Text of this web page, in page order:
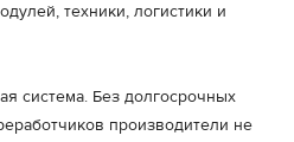
техники, логистики и
система. Без долгосрочных
производители не